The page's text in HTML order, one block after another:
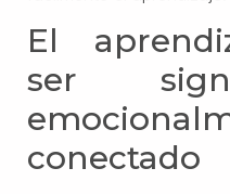
El
ser
conectado